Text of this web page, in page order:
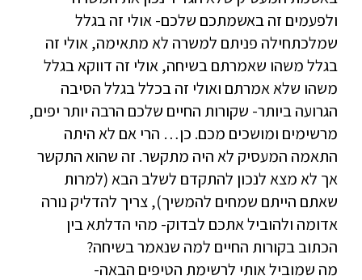
ולפעמים זה באשמתכם שלכם- אולי זה בגלל
שמלכתחילה פניתם למשרה לא מתאימה, אולי זה
בגלל משהו שאמרתם בשיחה, אולי זה דווקא בגלל
משהו שלא אמרתם ואולי זה בכלל בגלל הסיבה
הגרועה ביותר- שקורות החיים שלכם הרבה יותר יפים,
מרשימים ומושכים מכם. כן… הרי אם לא היתה
התאמה המעסיק לא היה מתקשר. זה שהוא התקשר
אך לא מצא לנכון להתקדם לשלב הבא (למרות
שאתם הייתם שמחים להמשיך), צריך להדליק נורה
אדומה ולהוביל אתכם לבדוק- מהי הדלתא בין
הכתוב בקורות החיים למה שנאמר בשיחה?
מה שמוביל אותי לרשימת הטיפים הבאה-